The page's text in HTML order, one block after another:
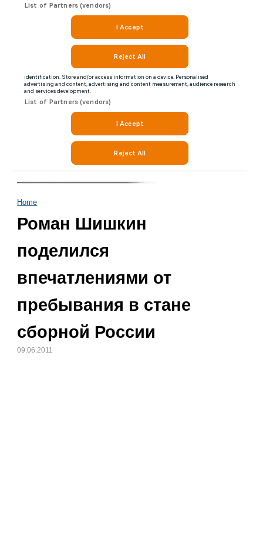
Home
Роман Шишкин
поделился
впечатлениями от
пребывания в стане
сборной России
09.06.2011